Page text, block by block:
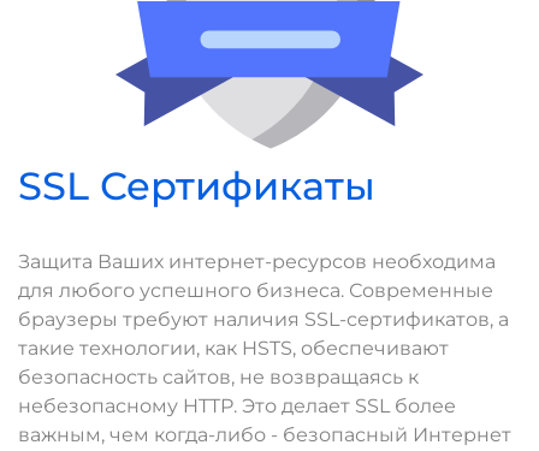
SSL Сертификаты
Защита Ваших интернет-ресурсов необходима
для любого успешного бизнеса. Современные
браузеры требуют наличия SSL-сертификатов, а
такие технологии, как HSTS, обеспечивают
безопасность сайтов, не возвращаясь к
небезопасному HTTP. Это делает SSL более
важным, чем когда-либо - безопасный Интернет